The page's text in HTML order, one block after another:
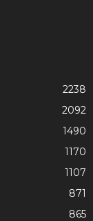
2238
2092
1490
1170
1107
871
865